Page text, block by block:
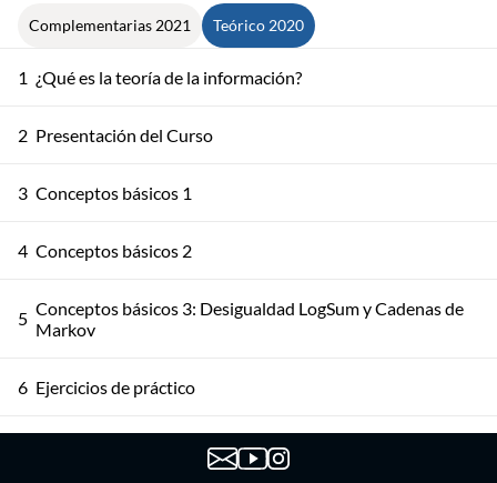
Complementarias 2021 Teórico 2020
1 ¿Qué es la teoría de la información?
2 Presentación del Curso
3 Conceptos básicos 1
4 Conceptos básicos 2
5 Conceptos básicos 3: Desigualdad LogSum y Cadenas de
Markov
6 Ejercicios de práctico
Charla sobre Procesos Estocásticos